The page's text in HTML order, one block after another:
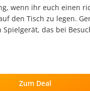
wenn ihr euch einen
den Tisch zu legen.
das bei
Zum Deal